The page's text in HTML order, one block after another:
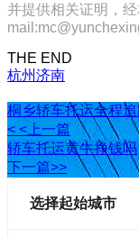
并提供相关证明，
THE END
杭州济南
桐乡轿车托运全程
< <上一篇
轿车托运黄牛挣钱吗
下一篇>>
选择起始城市